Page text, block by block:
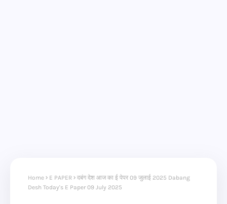
Home E PAPER
दबंग देश आज का ई पेपर 09 जुलाई 2025 Dabang
Desh Today's E Paper 09 July 2025